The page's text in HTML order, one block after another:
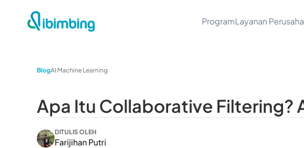
ProgramLayanan
BlogAI Machine Learning
Apa Itu Collaborative Filtering?
DITULIS OLEH
Farijihan Putri